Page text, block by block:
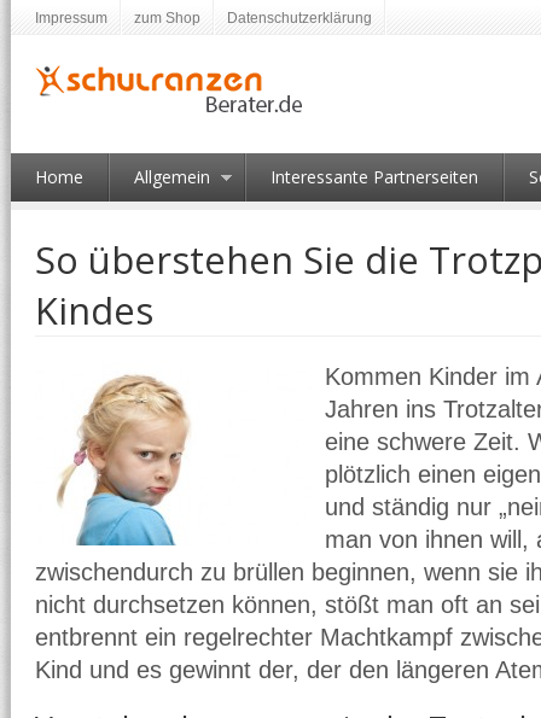
Impressum zum Shop Datenschutzerklärung
Home Allgemein Interessante Partnerseiten
So überstehen Sie die
Kindes
Kommen Kinder im
Jahren ins
eine schwere Zeit.
plötzlich einen
und ständig nur
man von ihnen will,
zwischendurch zu brüllen beginnen, wenn sie
nicht durchsetzen können, stößt man oft an
entbrennt ein regelrechter Machtkampf
Kind und es gewinnt der, der den längeren